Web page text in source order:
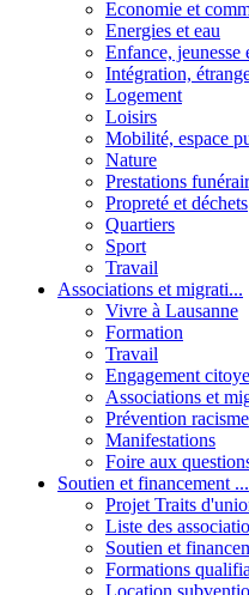
Economie et
Energies et eau
Enfance, jeunesse
Intégration,
Logement
Loisirs
Mobilité, espace
Nature
Prestations
Propreté et déchets
Quartiers
Sport
Travail
Associations et migrati...
Vivre à Lausanne
Formation
Travail
Engagement
Associations et
Prévention
Manifestations
Foire aux
Soutien et financement ...
Projet Traits
Liste des
Soutien et
Formations
Location